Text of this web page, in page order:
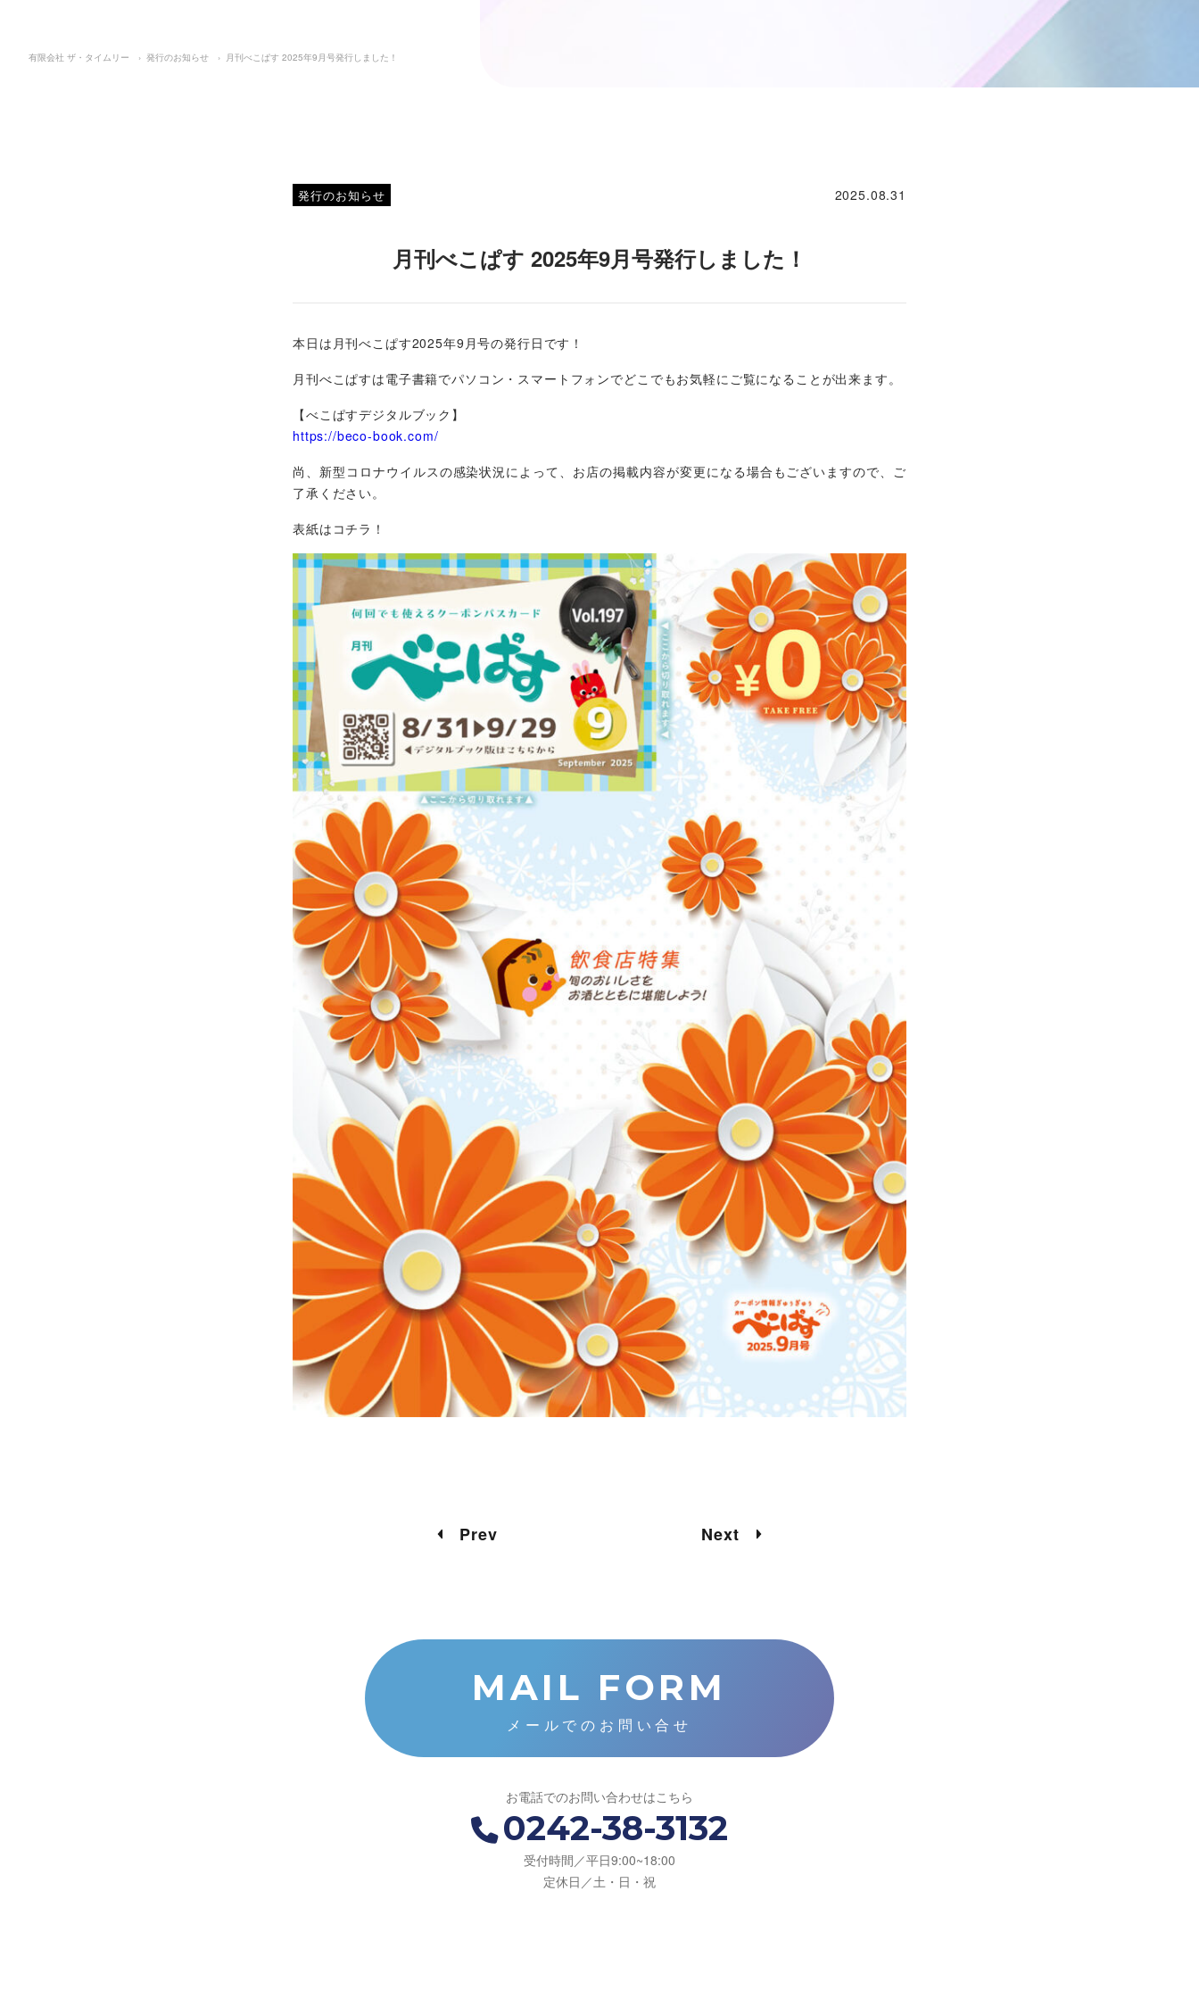
有限会社 ザ・タイムリー › 発行のお知らせ › 月刊べこぱす 2025年9月号発行しました！
発行のお知らせ 2025.08.31
月刊べこぱす 2025年9月号発行しました！
本日は月刊べこぱす2025年9月号の発行日です！
月刊べこぱすは電子書籍でパソコン・スマートフォンでどこでもお気軽にご覧になることが出来ます。
【べこぱすデジタルブック】
https://beco-book.com/
尚、新型コロナウイルスの感染状況によって、お店の掲載内容が変更になる場合もございますので、ご
了承ください。
表紙はコチラ！
Prev Next
MAIL FORM
メールでのお問い合せ
お電話でのお問い合わせはこちら
0242-38-3132
受付時間／平日9:00~18:00
定休日／土・日・祝